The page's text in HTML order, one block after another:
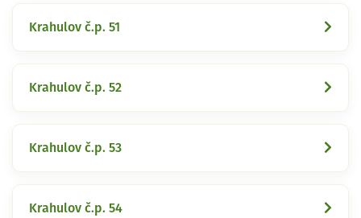
Krahulov č.p. 51
Krahulov č.p. 52
Krahulov č.p. 53
Krahulov č.p. 54